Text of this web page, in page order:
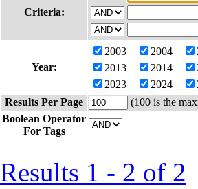
Criteria:
Year:
2003 2004
2013
2014
2023
2024
Results Per Page
(100 is the
Boolean Operator
For Tags
Results 1 - 2 of 2